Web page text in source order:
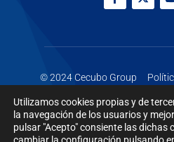
© 2024 Cecubo Group
Utilizamos cookies propias y de
la navegación de los usuarios y
pulsar "Acepto" consiente las dichas